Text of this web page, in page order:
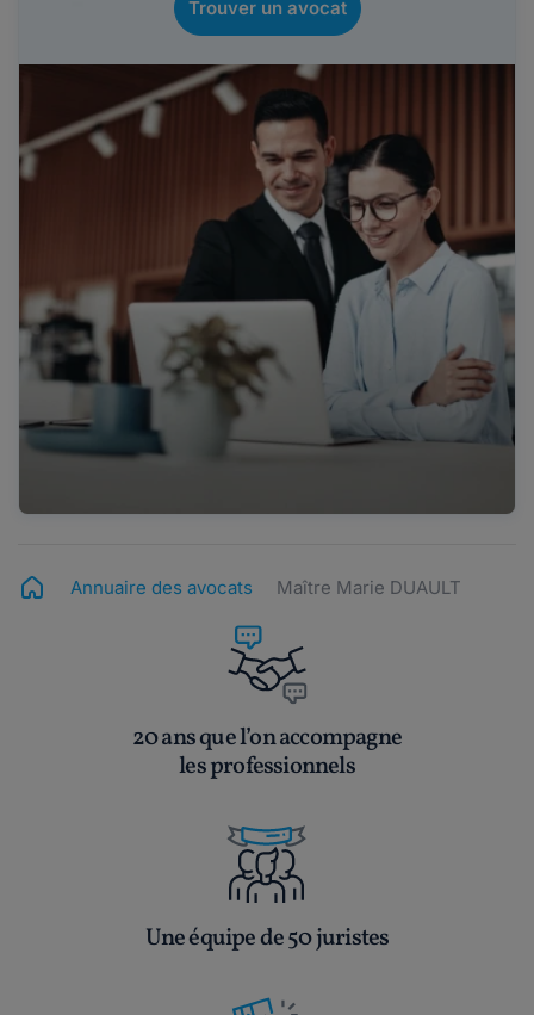
Trouver un avocat
Annuaire des avocats Maître Marie DUAULT
20 ans que l’on accompagne
les professionnels
Une équipe de 50 juristes